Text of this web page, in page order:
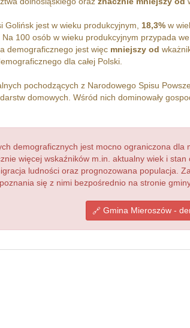
jest w wieku produkcyjnym, 18,3%w
100 osób w wieku produkcyjnym przypada
demograficznego jest więc mniejszy od
dla całej Polski.
pochodzących z Narodowego Spisu
domowych. Wśród nich dominowały
demograficznych jest mocno ograniczona dla
więcej wskaźników m.in. aktualny wiek i stan
ludności oraz prognozowana populacja.
się z nimi bezpośrednio na stronie
Gmina Mieroszów -